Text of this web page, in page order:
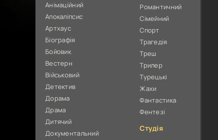
Анімаційний
Апокаліпсис
Артхаус
Біографія
Бойовик
Вестерн
Військовий
Детектив
Дорама
Драма
Дитячий
Документальний
Романтичний
Сімейний
Спорт
Трагедія
Треш
Трилер
Турецькі
Жахи
Фантастика
Фентезі
Студія